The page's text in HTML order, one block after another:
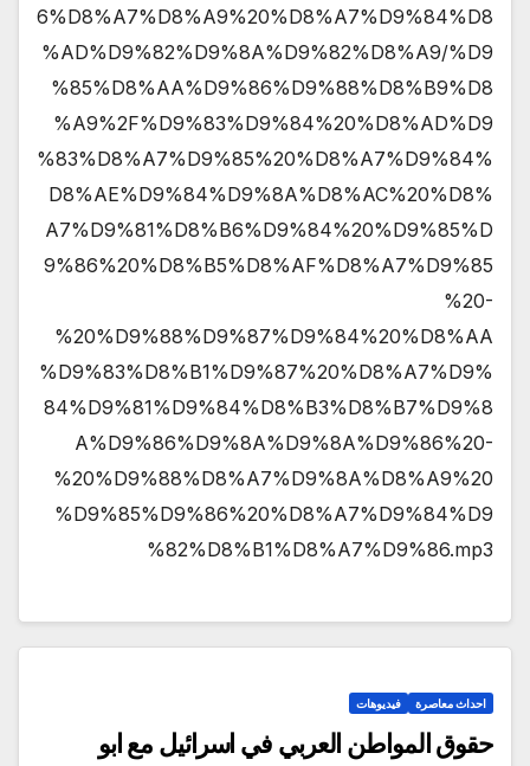
6%D8%A7%D8%A9%20%D8%A7%D9%84%D8
%AD%D9%82%D9%8A%D9%82%D8%A9/%D9
%85%D8%AA%D9%86%D9%88%D8%B9%D8
%A9%2F%D9%83%D9%84%20%D8%AD%D9
%83%D8%A7%D9%85%20%D8%A7%D9%84%
D8%AE%D9%84%D9%8A%D8%AC%20%D8%
A7%D9%81%D8%B6%D9%84%20%D9%85%D
9%86%20%D8%B5%D8%AF%D8%A7%D9%85
%20-
%20%D9%88%D9%87%D9%84%20%D8%AA
%D9%83%D8%B1%D9%87%20%D8%A7%D9%
84%D9%81%D9%84%D8%B3%D8%B7%D9%8
A%D9%86%D9%8A%D9%8A%D9%86%20-
%20%D9%88%D8%A7%D9%8A%D8%A9%20
%D9%85%D9%86%20%D8%A7%D9%84%D9
%82%D8%B1%D8%A7%D9%86.mp3
احداث معاصرة فيديوهات
حقوق المواطن العربي في اسرائيل مع ابو